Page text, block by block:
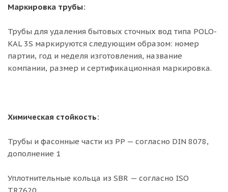
Маркировка трубы:
Трубы для удаления бытовых сточных вод типа POLO-
KAL 3S маркируются следующим образом: номер
партии, год и неделя изготовления, название
компании, размер и сертификационная маркировка.
Химическая стойкость:
Трубы и фасонные части из PP — согласно DIN 8078,
дополнение 1
Уплотнительные кольца из SBR — согласно ISO